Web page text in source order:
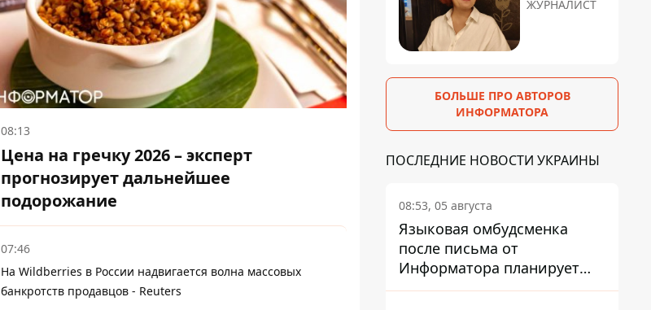
08:13
Цена на гречку 2026 – эксперт
прогнозирует дальнейшее
подорожание
07:46
На Wildberries в России надвигается волна массовых
банкротств продавцов - Reuters
ЖУРНАЛИСТ
БОЛЬШЕ ПРО АВТОРОВ
ИНФОРМАТОРА
ПОСЛЕДНИЕ НОВОСТИ УКРАИНЫ
08:53, 05 августа
Языковая омбудсменка
после письма от
Информатора планирует
наказать компанию-